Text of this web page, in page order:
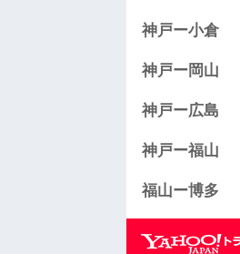
神戸ー小倉
神戸ー岡山
神戸ー広島
神戸ー福山
福山ー博多